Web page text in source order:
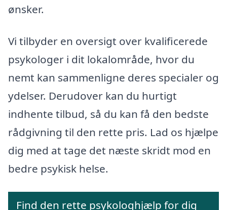
ønsker.
Vi tilbyder en oversigt over kvalificerede
psykologer i dit lokalområde, hvor du
nemt kan sammenligne deres specialer og
ydelser. Derudover kan du hurtigt
indhente tilbud, så du kan få den bedste
rådgivning til den rette pris. Lad os hjælpe
dig med at tage det næste skridt mod en
bedre psykisk helse.
Find den rette psykologhjælp for dig